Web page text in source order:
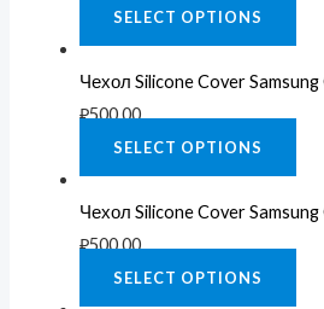
SELECT OPTIONS
Чехол Silicone Cover Samsung
₽500.00
SELECT OPTIONS
Чехол Silicone Cover
₽500.00
SELECT OPTIONS